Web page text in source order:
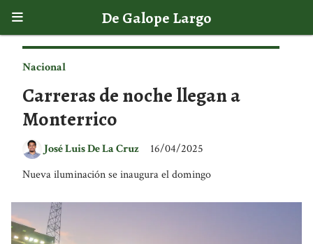
De Galope Largo
Carreras de noche llegan a
Monterrico
Nueva iluminación se inaugura el domingo
Nacional
16/04/2025
José Luis De La Cruz